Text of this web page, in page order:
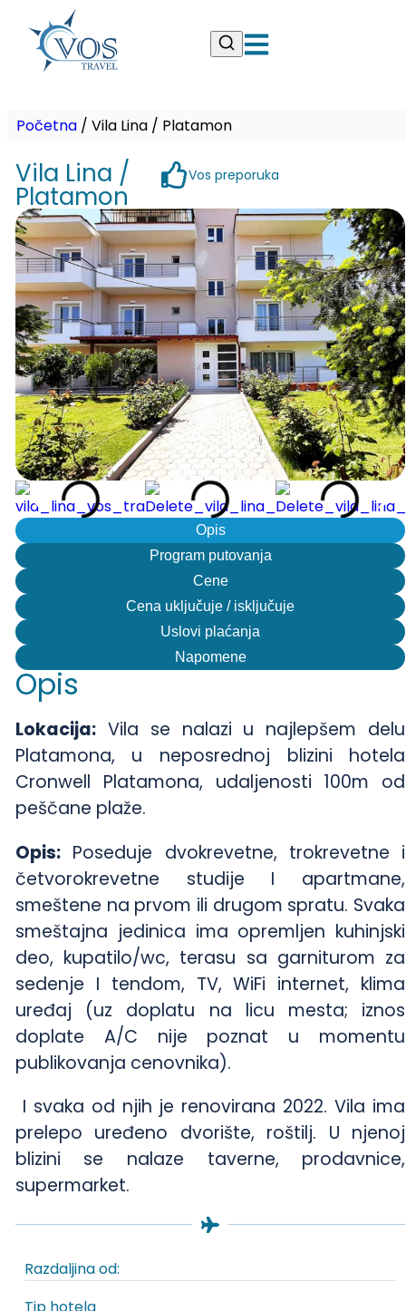
Početna / Vila Lina / Platamon
Vila Lina /
Platamon
Vos preporuka
Opis
Program putovanja
Cene
Cena uključuje / isključuje
Uslovi plaćanja
Napomene
Opis
Lokacija:Vila se nalazi u najlepšem delu
Platamona, u neposrednoj blizini hotela
Cronwell Platamona, udaljenosti 100m od
peščane plaže.
Opis:Poseduje dvokrevetne, trokrevetne i
četvorokrevetne studije I apartmane,
smeštene na prvom ili drugom spratu. Svaka
smeštajna jedinica ima opremljen kuhinjski
deo, kupatilo/wc, terasu sa garniturom za
sedenje I tendom, TV, WiFi internet, klima
uređaj (uz doplatu na licu mesta; iznos
doplate A/C nije poznat u momentu
publikovanja cenovnika).
I svaka od njih je renovirana 2022. Vila ima
prelepo uređeno dvorište, roštilj. U njenoj
blizini se nalaze taverne, prodavnice,
supermarket.
Razdaljina od: